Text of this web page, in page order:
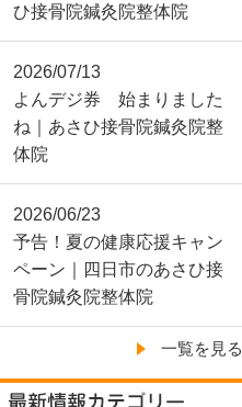
ひ接骨院鍼灸院整体院
2026/07/13
よんデジ券 始まりました
ね｜あさひ接骨院鍼灸院整
体院
2026/06/23
予告！夏の健康応援キャン
ペーン｜四日市のあさひ接
骨院鍼灸院整体院
一覧を見る